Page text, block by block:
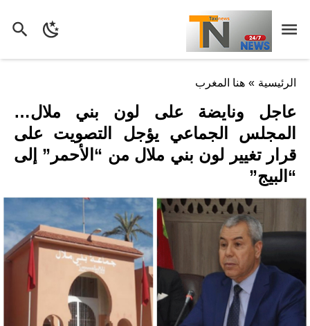
الرئيسية » هنا المغرب
عاجل ونايضة على لون بني ملال…
المجلس الجماعي يؤجل التصويت على
قرار تغيير لون بني ملال من “الأحمر” إلى
“البيج”